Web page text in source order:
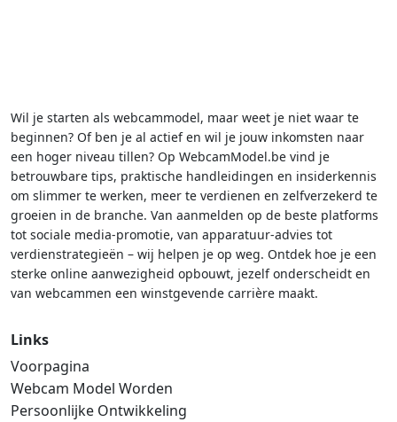
Wil je starten als webcammodel, maar weet je niet waar te
beginnen? Of ben je al actief en wil je jouw inkomsten naar
een hoger niveau tillen? Op WebcamModel.be vind je
betrouwbare tips, praktische handleidingen en insiderkennis
om slimmer te werken, meer te verdienen en zelfverzekerd te
groeien in de branche. Van aanmelden op de beste platforms
tot sociale media-promotie, van apparatuur-advies tot
verdienstrategieën – wij helpen je op weg. Ontdek hoe je een
sterke online aanwezigheid opbouwt, jezelf onderscheidt en
van webcammen een winstgevende carrière maakt.
Links
Voorpagina
Webcam Model Worden
Persoonlijke Ontwikkeling